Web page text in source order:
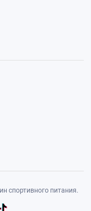
спортивного питания.